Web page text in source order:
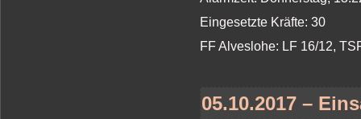
Eingesetzte Kräfte: 30
FF Alveslohe: LF 16/12,
05.10.2017 –